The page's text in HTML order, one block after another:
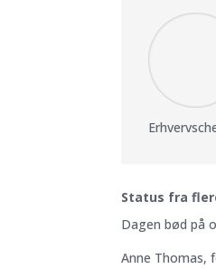
Status fra
Dagen bød på
Anne Thomas,